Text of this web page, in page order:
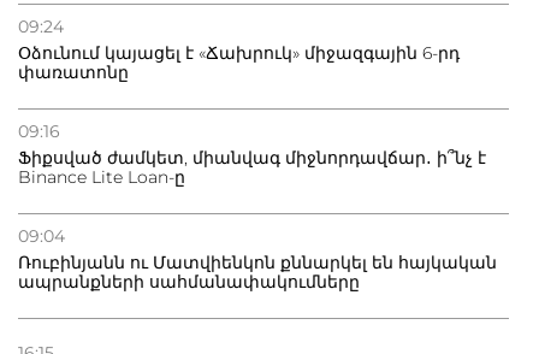
09:24
Օձունում կայացել է «Ճախրուկ» միջազգային 6-րդ
փառատոնը
09:16
Ֆիքսված ժամկետ, միանվագ միջնորդավճար․ ի՞նչ է
Binance Lite Loan-ը
09:04
Ռուբինյանն ու Մատվիենկոն քննարկել են հայկական
ապրանքների սահմանափակումները
բնակվել Ռուսաստանում
Բաքվի բանտից գեներալ Մանուկյանը դիմել է
Փաշինյանին